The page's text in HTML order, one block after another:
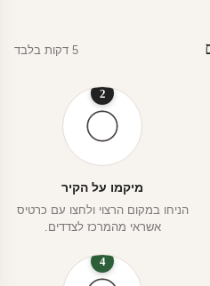
5 דקות בלבד
2
מיקמו על הקיר
הניחו במקום הרצוי ולחצו עם כרטיס
אשראי מהמרכז לצדדים.
4